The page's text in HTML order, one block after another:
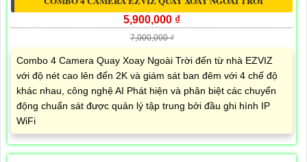
5,900,000 ₫
7,000,000 ₫
Combo 4 Camera Quay Xoay Ngoài Trời đến từ nhà EZVIZ
với độ nét cao lên đến 2K và giám sát ban đêm với 4 chế độ
khác nhau, công nghệ AI Phát hiện và phân biệt các chuyển
động chuẩn sát được quản lý tập trung bởi đầu ghi hình IP
WiFi